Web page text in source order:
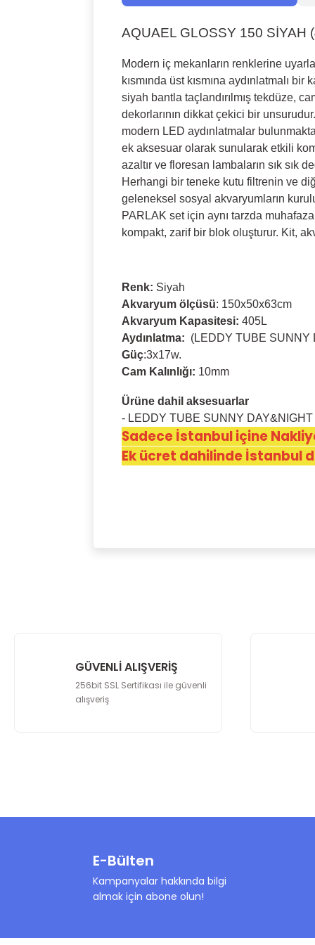
AQUAEL GLOSSY 150 SİYAH
Modern iç mekanların renklerine
kısmında üst kısmına aydınlatmalı
siyah bantla taçlandırılmış tekdüze,
dekorlarının dikkat çekici bir
modern LED aydınlatmalar
ek aksesuar olarak sunularak etkili
azaltır ve floresan lambaların sık sık
Herhangi bir teneke kutu filtrenin ve
geleneksel sosyal akvaryumların
PARLAK set için aynı tarzda
kompakt, zarif bir blok oluşturur. Kit,
Renk: Siyah
Akvaryum ölçüsü: 150x50x63cm
Akvaryum Kapasitesi: 405L
Aydınlatma: (LEDDY TUBE SUNNY
Güç:3x17w.
Cam Kalınlığı: 10mm
Ürüne dahil aksesuarlar
- LEDDY TUBE SUNNY DAY&NIGHT
Sadece İstanbul içine
Ek ücret dahilinde İstanbul
Bu ürüne benzer farklı alternatifler olmalı.
GÜVENLİ ALIŞVERİŞ
256bit SSL Sertifikası ile güvenli
alışveriş
E-Bülten
Kampanyalar hakkında bilgi
almak için abone olun!